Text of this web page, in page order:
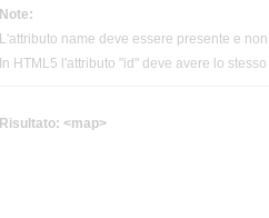
Note:
L'attributo name deve essere presente e
In HTML5 l'attributo "id" deve avere lo
Risultato: <map>